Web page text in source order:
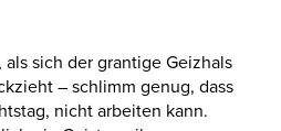
als sich der grantige Geizhals
– schlimm genug, dass
nicht arbeiten kann.